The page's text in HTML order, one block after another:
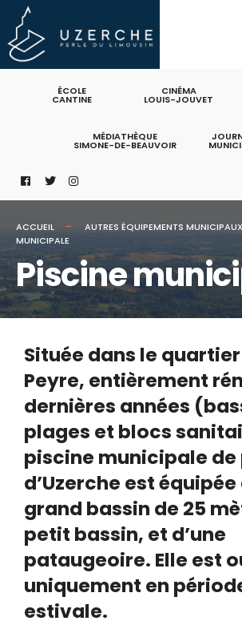
ÉCOLE
CANTINE
CINÉMA
LOUIS-JOUVET
MÉDIATHÈQUE
SIMONE-DE-BEAUVOIR
ACCUEIL AUTRES ÉQUIPEMENTS MUNICIPAUX
MUNICIPALE
Piscine
Située dans le
Peyre, entièrement
dernières années
plages et blocs
piscine municipale de
d’Uzerche est équipée
grand bassin de 25
petit bassin, et d’une
pataugeoire. Elle est
uniquement en
estivale.